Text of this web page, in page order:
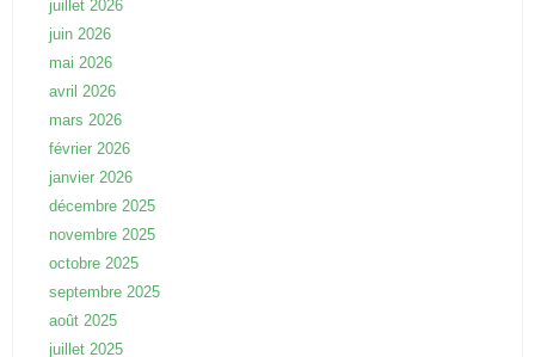
juillet 2026
juin 2026
mai 2026
avril 2026
mars 2026
février 2026
janvier 2026
décembre 2025
novembre 2025
octobre 2025
septembre 2025
août 2025
juillet 2025